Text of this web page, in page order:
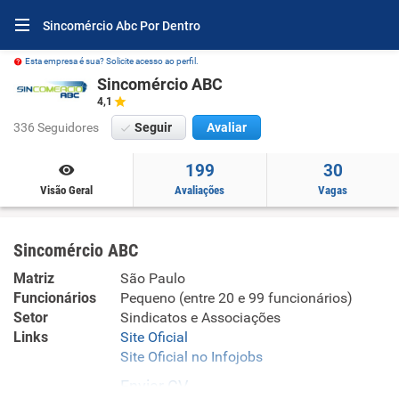
Sincomércio Abc Por Dentro
Esta empresa é sua? Solicite acesso ao perfil.
Sincomércio ABC
4,1
336 Seguidores Seguir Avaliar
Visão Geral
199
Avaliações
30
Vagas
Sincomércio ABC
Matriz
São Paulo
Funcionários
Pequeno (entre 20 e 99 funcionários)
Setor
Sindicatos e Associações
Links
Site Oficial
Site Oficial no Infojobs
Enviar CV